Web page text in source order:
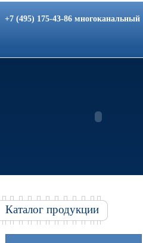
+7 (495) 175-43-86 многоканальный
Каталог продукции